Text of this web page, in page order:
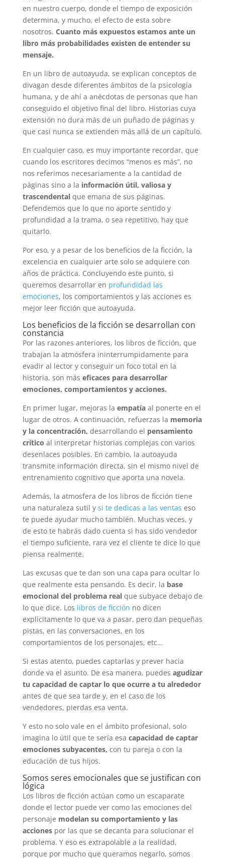
en nuestro cuerpo, donde el tiempo de exposición
determina, y mucho, el efecto de esta sobre
nosotros. Cuanto más expuestos estamos ante un
libro más probabilidades existen de entender su
mensaje.
En un libro de autoayuda, se explican conceptos de
divagan desde diferentes ámbitos de la psicología
humana, y de ahí a anécdotas de personas que han
conseguido el objetivo final del libro. Historias cuya
extensión no dura más de un puñado de páginas y
que casi nunca se extienden más allá de un capítulo.
En cualquier caso, es muy importante recordar, que
cuando los escritores decimos “menos es más”, no
nos referimos necesariamente a la cantidad de
páginas sino a la información útil, valiosa y
trascendentalque emana de sus páginas.
Defendemos que lo que no aporte sentido y
profundidad a la trama, o sea repetitivo, hay que
quitarlo.
Por eso, y a pesar de los beneficios de la ficción, la
excelencia en cualquier arte solo se adquiere con
años de práctica. Concluyendo este punto, si
queremos desarrollar en profundidad las
emociones, los comportamientos y las acciones es
mejor leer ficción que autoayuda.
Los beneficios de la ficción se desarrollan con
constancia
Por las razones anteriores, los libros de ficción, que
trabajan la atmósfera ininterrumpidamente para
evadir al lector y conseguir un foco total en la
historia, son más eficaces para desarrollar
emociones, comportamientos y acciones.
En primer lugar, mejoras la empatíaal ponerte en el
lugar de otros. A continuación, refuerzas la memoria
y la concentración, desarrollando el pensamiento
crítico al interpretar historias complejas con varios
desenlaces posibles. En cambio, la autoayuda
transmite información directa, sin el mismo nivel de
entrenamiento cognitivo que aporta una novela.
Además, la atmosfera de los libros de ficción tiene
una naturaleza sutil y si te dedicas a las ventas eso
te puede ayudar mucho también. Muchas veces, y
de esto te habrás dado cuenta si has sido vendedor
el tiempo suficiente, rara vez el cliente te dice lo que
piensa realmente.
Las excusas que te dan son una capa para ocultar lo
que realmente esta pensando. Es decir, la base
emocional del problema realque subyace debajo de
lo que dice. Los libros de ficción no dicen
explícitamente lo que va a pasar, pero dan pequeñas
pistas, en las conversaciones, en los
comportamientos de los personajes, etc…
Si estas atento, puedes captarlas y prever hacia
donde va el asunto. De esa manera, puedes agudizar
tu capacidad de captar lo que ocurre a tu alrededor
antes de que sea tarde y, en el caso de los
vendedores, pierdas esa venta.
Y esto no solo vale en el ámbito profesional, solo
imagina lo útil que te sería esa capacidad de captar
emociones subyacentes, con tu pareja o con la
educación de tus hijos.
Somos seres emocionales que se justifican con
lógica
Los libros de ficción actúan como un escaparate
donde el lector puede ver como las emociones del
personaje modelan su comportamiento y las
accionespor las que se decanta para solucionar el
problema. Y eso es extrapolable a la realidad,
porque por mucho que queramos negarlo, somos